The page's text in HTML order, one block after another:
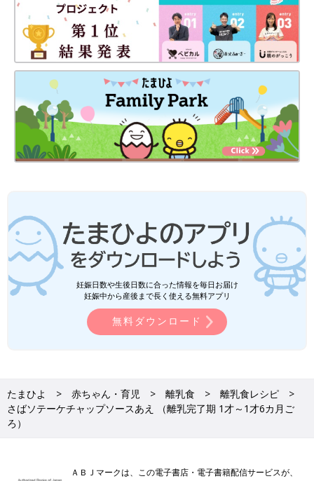
妊娠日数や生後日数に合った情報を毎日お届け
妊娠中から産後まで長く使える無料アプリ
無料ダウンロード
たまひよ 赤ちゃん・育児 離乳食
離乳食レシピ
さばソテーケチャップソースあえ （離乳完了期 1才～1才6カ月ご
ろ）
ＡＢＪマークは、この電子書店・電子書籍配信サービスが、